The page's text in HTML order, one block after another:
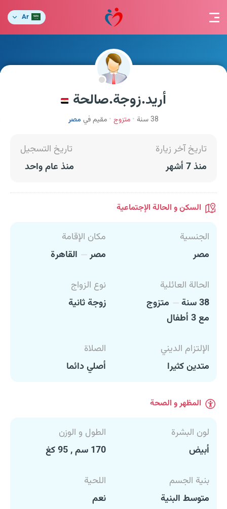
Ar
أريد.زوجة.صالحة
38 سنة متزوج مقيم في مصر
تاريخ آخر زيارة
منذ 7 أشهر
تاريخ التسجيل
منذ عام واحد
السكن و الحالة الإجتماعية
الجنسية
مصر
مكان الإقامة
مصر
القاهرة
الحالة العائلية
38 سنة
متزوج
مع 3 أطفال
نوع الزواج
زوجة ثانية
الإلتزام الديني
متدين كثيرا
الصلاة
أصلي دائما
المظهر و الصحة
لون البشرة
أبيض
الطول و الوزن
170 سم , 95 كغ
بنية الجسم
متوسط البنية
اللحية
نعم